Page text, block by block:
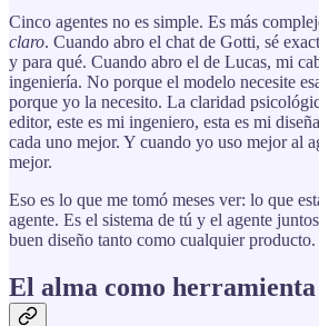
Cinco agentes no es simple. Es más
claro. Cuando abro el chat de Gotti, sé
y para qué. Cuando abro el de Lucas, mi
ingeniería. No porque el modelo necesite
porque yo la necesito. La claridad
editor, este es mi ingeniero, esta es mi
cada uno mejor. Y cuando yo uso mejor al
mejor.
Eso es lo que me tomó meses ver: lo que
agente. Es el sistema de tú y el agente
buen diseño tanto como cualquier producto.
El alma como herramienta